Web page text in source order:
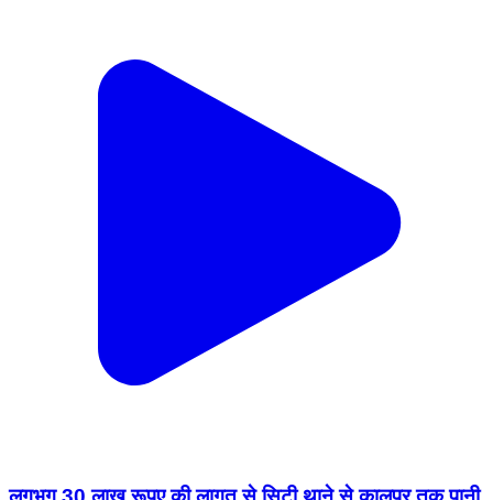
लगभग 30 लाख रूपए की लागत से सिटी थाने से कालूपुर तक पानी
की नई लाईन का उद्घाटन किया।